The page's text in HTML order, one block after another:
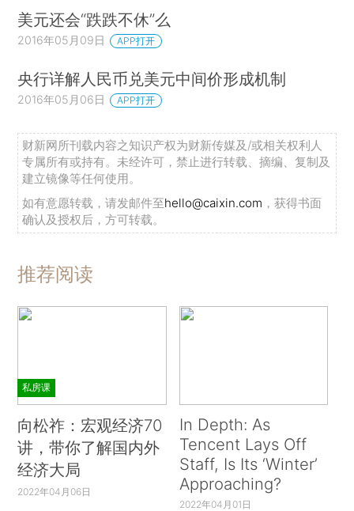
美元还会“跌跌不休”么
2016年05月09日 APP打开
央行详解人民币兑美元中间价形成机制
2016年05月06日 APP打开
财新网所刊载内容之知识产权为财新传媒及/或相关权利人
专属所有或持有。未经许可，禁止进行转载、摘编、复制及
建立镜像等任何使用。
如有意愿转载，请发邮件至hello@caixin.com ，获得书面
确认及授权后，方可转载。
推荐阅读
私房课
向松祚：宏观经济70
讲，带你了解国内外
经济大局
2022年04月06日
In Depth: As
Tencent Lays Off
Staff, Is Its ‘Winter’
Approaching?
2022年04月01日